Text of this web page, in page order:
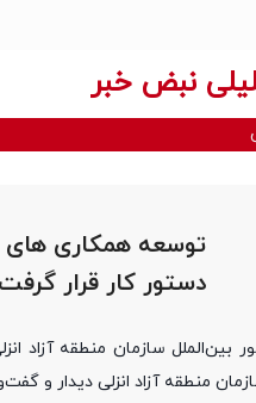
نبض خبر
توسعه همکاری های
دستور کار قرار گرفت
بین‌الملل سازمان منطقه آزاد
منطقه آزاد انزلی دیدار و